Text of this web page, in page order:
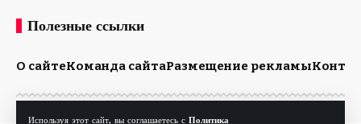
Используя этот сайт, вы соглашаетесь с Политика
Полезные ссылки
О сайтеКоманда сайтаРазмещение рекламы